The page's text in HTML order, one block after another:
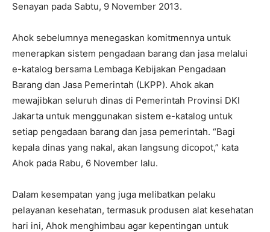
Senayan pada Sabtu, 9 November 2013.
Ahok sebelumnya menegaskan komitmennya untuk
menerapkan sistem pengadaan barang dan jasa melalui
e-katalog bersama Lembaga Kebijakan Pengadaan
Barang dan Jasa Pemerintah (LKPP). Ahok akan
mewajibkan seluruh dinas di Pemerintah Provinsi DKI
Jakarta untuk menggunakan sistem e-katalog untuk
setiap pengadaan barang dan jasa pemerintah. “Bagi
kepala dinas yang nakal, akan langsung dicopot,” kata
Ahok pada Rabu, 6 November lalu.
Dalam kesempatan yang juga melibatkan pelaku
pelayanan kesehatan, termasuk produsen alat kesehatan
hari ini, Ahok menghimbau agar kepentingan untuk